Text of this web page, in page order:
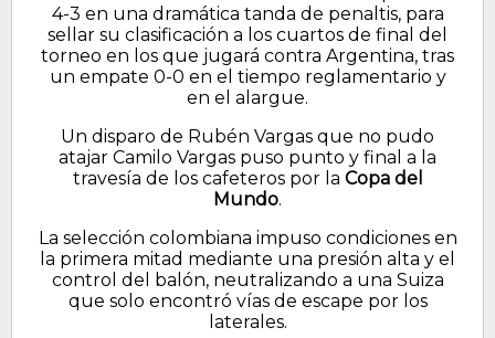
4-3 en una dramática tanda de penaltis, para
sellar su clasificación a los cuartos de final del
torneo en los que jugará contra Argentina, tras
un empate 0-0 en el tiempo reglamentario y
en el alargue.
Un disparo de Rubén Vargas que no pudo
atajar Camilo Vargas puso punto y final a la
travesía de los cafeteros por la Copa del
Mundo.
La selección colombiana impuso condiciones en
la primera mitad mediante una presión alta y el
control del balón, neutralizando a una Suiza
que solo encontró vías de escape por los
laterales.